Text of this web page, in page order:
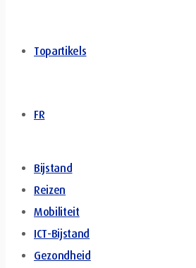
Topartikels
FR
Bijstand
Reizen
Mobiliteit
ICT-Bijstand
Gezondheid